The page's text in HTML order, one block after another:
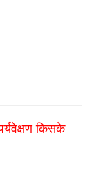
किसके